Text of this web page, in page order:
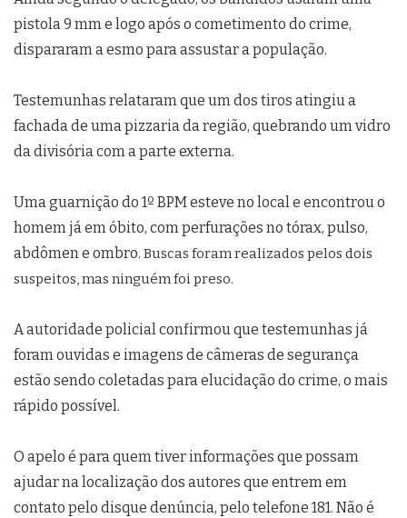
pistola 9 mm e logo após o cometimento do crime,
dispararam a esmo para assustar a população.
Testemunhas relataram que um dos tiros atingiu a
fachada de uma pizzaria da região, quebrando um vidro
da divisória com a parte externa.
Uma guarnição do 1º BPM esteve no local e encontrou o
homem já em óbito, com perfurações no tórax, pulso,
abdômen e ombro. Buscas foram realizados pelos dois
suspeitos, mas ninguém foi preso.
A autoridade policial confirmou que testemunhas já
foram ouvidas e imagens de câmeras de segurança
estão sendo coletadas para elucidação do crime, o mais
rápido possível.
O apelo é para quem tiver informações que possam
ajudar na localização dos autores que entrem em
contato pelo disque denúncia, pelo telefone 181. Não é